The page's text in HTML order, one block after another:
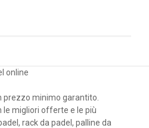
online
prezzo minimo garantito.
le migliori offerte e le più
rack da padel, palline da